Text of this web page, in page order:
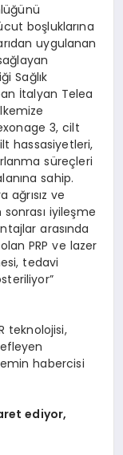
boşluklarına
uygulanan
Sağlık
İtalyan Telea
3, cilt
hassasiyetleri,
süreçleri
sahip.
ağrısız ve
iyileşme
arasında
PRP ve lazer
tedavi
teknolojisi,
habercisi
ediyor,